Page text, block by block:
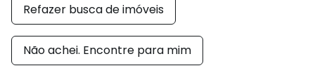
Refazer busca de imóveis
Não achei. Encontre para mim